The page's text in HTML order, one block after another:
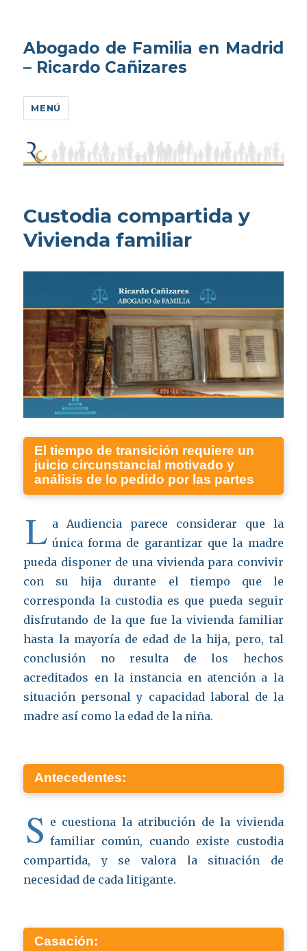
Abogado de Familia en Madrid
– Ricardo Cañizares
MENÚ
Custodia compartida y
Vivienda familiar
El tiempo de transición requiere un
juicio circunstancial motivado y
análisis de lo pedido por las partes
L a Audiencia parece considerar que la
única forma de garantizar que la madre
pueda disponer de una vivienda para convivir
con su hija durante el tiempo que le
corresponda la custodia es que pueda seguir
disfrutando de la que fue la vivienda familiar
hasta la mayoría de edad de la hija, pero, tal
conclusión no resulta de los hechos
acreditados en la instancia en atención a la
situación personal y capacidad laboral de la
madre así como la edad de la niña.
Antecedentes:
S e cuestiona la atribución de la vivienda
familiar común, cuando existe custodia
compartida, y se valora la situación de
necesidad de cada litigante.
Casación: